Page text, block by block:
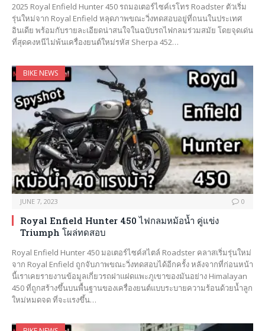
2025 Royal Enfield Hunter 450 รถมอเตอร์ไซค์เรโทร Roadster ตัวเริ่ม
รุ่นใหม่จาก Royal Enfield หลุดภาพขณะวิ่งทดสอบอยู่ที่ถนนในประเทศ
อินเดีย พร้อมกับรายละเอียดน่าสนใจในฉบับรถไฟกลมร่วมสมัย โดยจุดเด่น
ที่สุดคงหนีไม่พ้นเครื่องยนต์ใหม่รหัส Sherpa 452…
BIKE NEWS
JUNE 7, 2023 0
Royal Enfield Hunter 450 ไฟกลมหม้อน้ำ คู่แข่ง
Triumph โผล่ทดสอบ
Royal Enfield Hunter 450 มอเตอร์ไซค์สไตล์ Roadster คลาสเริ่มรุ่นใหม่
จาก Royal Enfield ถูกจับภาพขณะวิ่งทดสอบได้อีกครั้ง หลังจากที่ก่อนหน้า
นี้เราเคยรายงานข้อมูลเกี่ยวรถฝาแฝดแพะภูเขาของมันอย่าง Himalayan
450 ที่ถูกสร้างขึ้นบนพื้นฐานของเครื่องยนต์แบบระบายความร้อนด้วยน้ำลูก
ใหม่หมดจด ที่จะแรงขึ้น…